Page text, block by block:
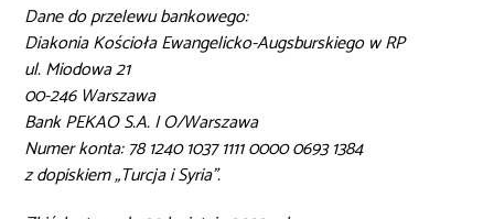
Dane do przelewu bankowego:
Diakonia Kościoła Ewangelicko-Augsburskiego w RP
ul. Miodowa 21
00-246 Warszawa
Bank PEKAO S.A. I O/Warszawa
Numer konta: 78 1240 1037 1111 0000 0693 1384
z dopiskiem „Turcja i Syria”.